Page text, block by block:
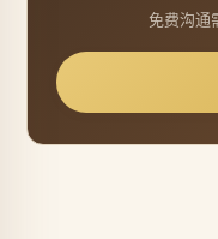
免费沟通